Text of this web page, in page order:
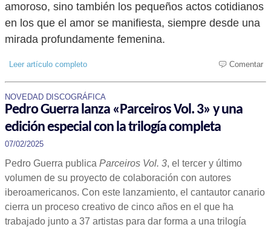
amoroso, sino también los pequeños actos cotidianos
en los que el amor se manifiesta, siempre desde una
mirada profundamente femenina.
Leer artículo completo Comentar
NOVEDAD DISCOGRÁFICA
Pedro Guerra lanza «Parceiros Vol. 3» y una
edición especial con la trilogía completa
07/02/2025
Pedro Guerra publica Parceiros Vol. 3, el tercer y último
volumen de su proyecto de colaboración con autores
iberoamericanos. Con este lanzamiento, el cantautor canario
cierra un proceso creativo de cinco años en el que ha
trabajado junto a 37 artistas para dar forma a una trilogía